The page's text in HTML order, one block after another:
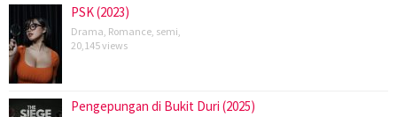
PSK (2023)
Drama Romance semi
20,145 views
Pengepungan di Bukit Duri (2025)